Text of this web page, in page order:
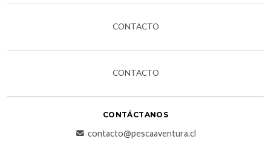
CONTACTO
CONTACTO
CONTÁCTANOS
contacto@pescaaventura.cl